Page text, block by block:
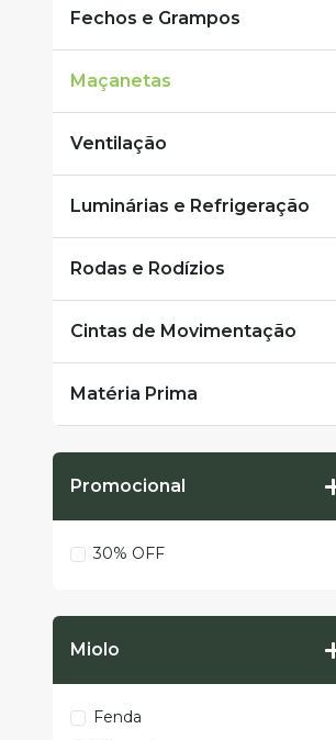
Fechos e Grampos
Maçanetas
Ventilação
Luminárias e Refrigeração
Rodas e Rodízios
Cintas de Movimentação
Matéria Prima
Promocional
30% OFF
Miolo
Fenda